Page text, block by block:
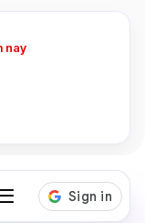
nay